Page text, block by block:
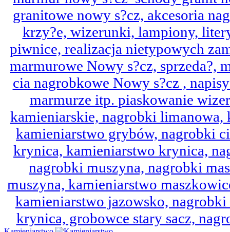
granitowe nowy s?cz, akcesoria
krzy?e, wizerunki, lampiony,
piwnice, realizacja nietypowych
marmurowe Nowy s?cz, sprzeda?,
cia nagrobkowe Nowy s?cz ,
marmurze itp. piaskowanie
kamieniarskie, nagrobki
kamieniarstwo grybów, nagrobki
krynica, kamieniarstwo krynica,
nagrobki muszyna, nagrobki
muszyna, kamieniarstwo
kamieniarstwo jazowsko,
krynica, grobowce stary sacz,